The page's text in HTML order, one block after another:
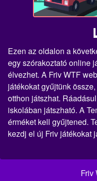
Ezen az oldalon a
egy szórakoztató online
élvezhet. A Friv WTF
játékokat gyűjtünk
otthon játszhat.
iskolában játszható. A
érméket kell gyűjtened.
kezdj el új Friv játékokat
Friv